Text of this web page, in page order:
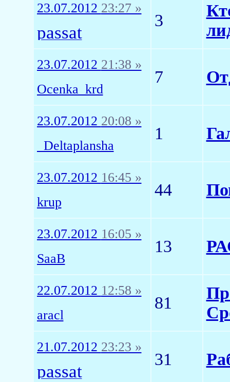
23.07.2012 23:27 »
passat
3
23.07.2012 21:38 »
Ocenka_krd
7
23.07.2012 20:08 »
_Deltaplansha
1
23.07.2012 16:45 »
krup
44
23.07.2012 16:05 »
SaaB
13
22.07.2012 12:58 »
aracl
81
21.07.2012 23:23 »
passat
31